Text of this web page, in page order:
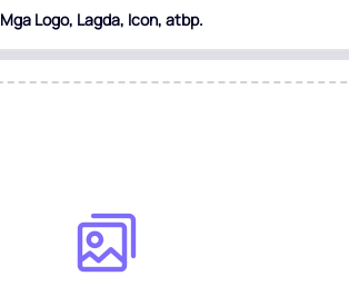
Mga Logo, Lagda, Icon, atbp.
dati